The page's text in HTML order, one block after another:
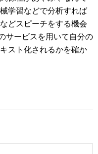
学習などで分析すれば
どスピーチをする機会
サービスを用いて自分の
スト化されるかを確か